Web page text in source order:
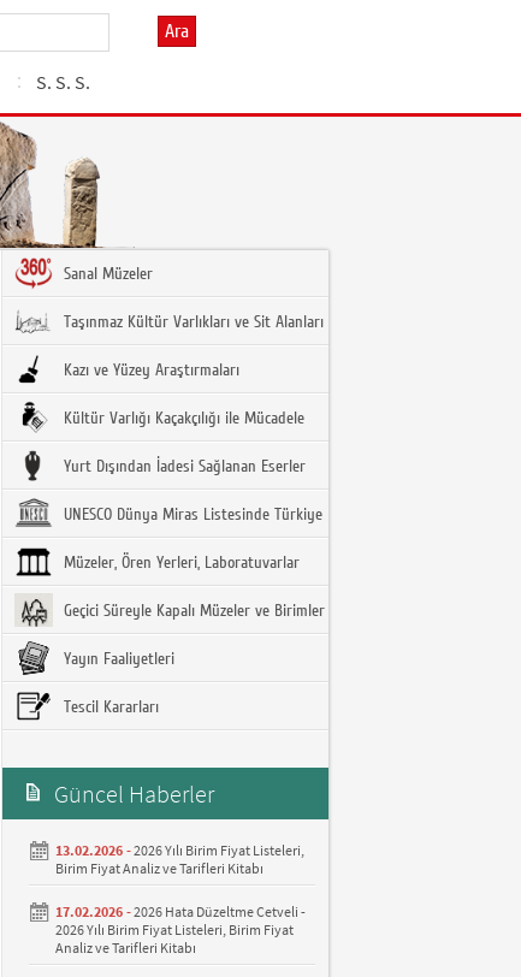
Ara
S. S. S.
Sanal Müzeler
Taşınmaz Kültür Varlıkları ve Sit Alanları
Kazı ve Yüzey Araştırmaları
Kültür Varlığı Kaçakçılığı ile Mücadele
Yurt Dışından İadesi Sağlanan Eserler
UNESCO Dünya Miras Listesinde Türkiye
Müzeler, Ören Yerleri, Laboratuvarlar
Geçici Süreyle Kapalı Müzeler ve Birimler
Yayın Faaliyetleri
Tescil Kararları
Güncel Haberler
13.02.2026 -2026 Yılı Birim Fiyat Listeleri,
Birim Fiyat Analiz ve Tarifleri Kitabı
17.02.2026 -2026 Hata Düzeltme Cetveli -
2026 Yılı Birim Fiyat Listeleri, Birim Fiyat
Analiz ve Tarifleri Kitabı